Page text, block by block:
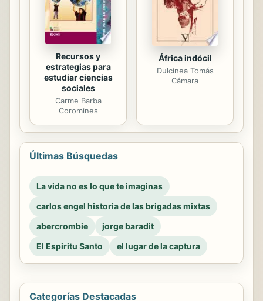
Recursos y
estrategias para
estudiar ciencias
sociales
Carme Barba
Coromines
África indócil
Dulcinea Tomás
Cámara
Últimas Búsquedas
La vida no es lo que te imaginas
carlos engel historia de las brigadas mixtas
abercrombie
jorge baradit
El Espiritu Santo
el lugar de la captura
Categorías Destacadas